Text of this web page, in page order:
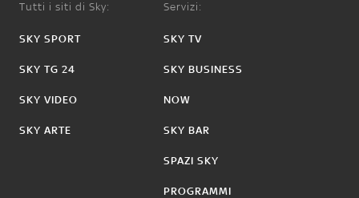
Tutti i siti di Sky:
SKY SPORT
SKY TG 24
SKY VIDEO
SKY ARTE
Servizi:
SKY TV
SKY BUSINESS
NOW
SKY BAR
SPAZI SKY
PROGRAMMI